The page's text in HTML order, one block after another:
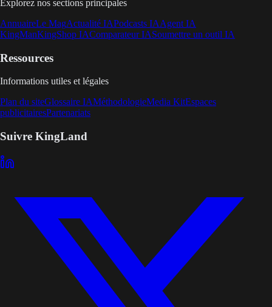
Explorez nos sections principales
AnnuaireLe MagActualité IAPodcasts IAAgent IA
KingManKingShop IAComparateur IASoumettre un outil IA
Ressources
Informations utiles et légales
Plan du siteGlossaire IAMéthodologieMedia KitEspaces
publicitairesPartenariats
Suivre KingLand